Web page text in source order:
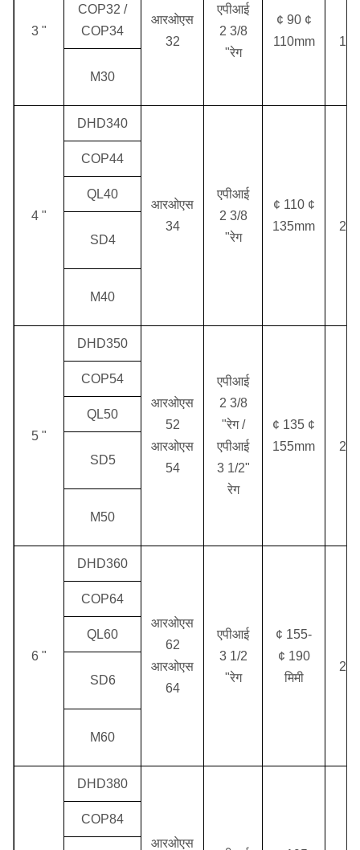
3 "
आरओएस
32
एपीआई
2 3/8
"रेग
¢ 90 ¢
110mm
COP32 /
COP34
M30
4 "
DHD340
आरओएस
34
एपीआई
2 3/8
"रेग
¢ 110 ¢
135mm
COP44
QL40
SD4
M40
5 "
DHD350
आरओएस
52
आरओएस
54
एपीआई
2 3/8
"रेग /
एपीआई
3 1/2"
रेग
¢ 135 ¢
155mm
COP54
QL50
SD5
M50
6 "
DHD360
आरओएस
62
आरओएस
64
एपीआई
3 1/2
"रेग
¢ 155-
¢ 190
मिमी
COP64
QL60
SD6
M60
DHD380
आरओएस
COP84